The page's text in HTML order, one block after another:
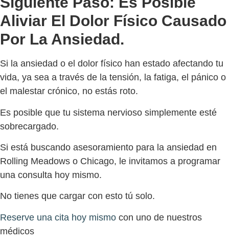
Aliviar El Dolor Físico Causado
Por La Ansiedad.
Si la ansiedad o el dolor físico han estado afectando tu
vida, ya sea a través de la tensión, la fatiga, el pánico o
el malestar crónico, no estás roto.
Es posible que tu sistema nervioso simplemente esté
sobrecargado.
Si está buscando asesoramiento para la ansiedad en
Rolling Meadows o Chicago, le invitamos a programar
una consulta hoy mismo.
No tienes que cargar con esto tú solo.
Reserve una cita hoy mismo con uno de nuestros
médicos